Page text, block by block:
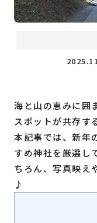
福岡のビ
海と山の恵みに囲
スポットが共存す
本記事では、新年
すめ神社を厳選し
ちろん、写真映え
♪